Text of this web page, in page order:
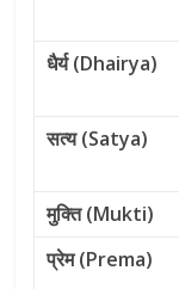
धैर्य (Dhairya)
सत्य (Satya)
मुक्ति (Mukti)
प्रेम (Prema)